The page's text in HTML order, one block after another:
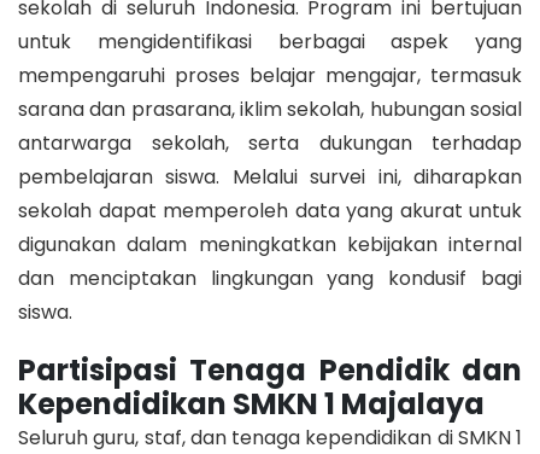
sekolah di seluruh Indonesia. Program ini bertujuan
untuk mengidentifikasi berbagai aspek yang
mempengaruhi proses belajar mengajar, termasuk
sarana dan prasarana, iklim sekolah, hubungan sosial
antarwarga sekolah, serta dukungan terhadap
pembelajaran siswa. Melalui survei ini, diharapkan
sekolah dapat memperoleh data yang akurat untuk
digunakan dalam meningkatkan kebijakan internal
dan menciptakan lingkungan yang kondusif bagi
siswa.
Partisipasi Tenaga Pendidik dan
Kependidikan SMKN 1 Majalaya
Seluruh guru, staf, dan tenaga kependidikan di SMKN 1